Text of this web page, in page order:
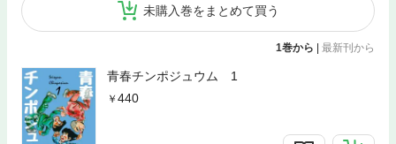
未購入巻をまとめて買う
1巻から | 最新刊から
青春チンポジュウム 1
440